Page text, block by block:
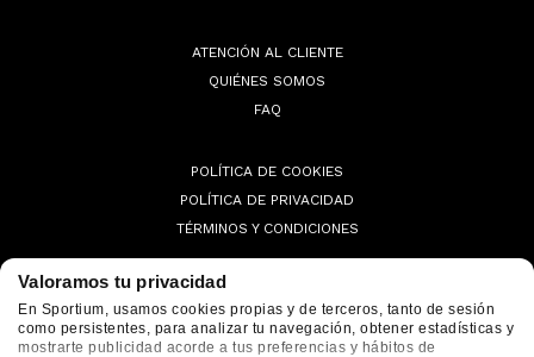
Valoramos tu privacidad
En Sportium, usamos cookies propias y de terceros, tanto de sesión
como persistentes, para analizar tu navegación, obtener estadísticas y
mostrarte publicidad acorde a tus preferencias y hábitos de
ATENCIÓN AL CLIENTE
QUIÉNES SOMOS
FAQ
POLÍTICA DE COOKIES
POLÍTICA DE PRIVACIDAD
TÉRMINOS Y CONDICIONES
© 2026 Sportium. All Rights Reserved.